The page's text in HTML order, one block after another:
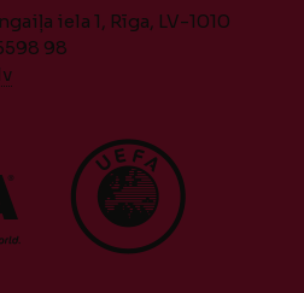
iela 1, Rīga, LV-1010
98